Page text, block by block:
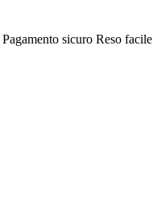
Pagamento sicuro Reso facile